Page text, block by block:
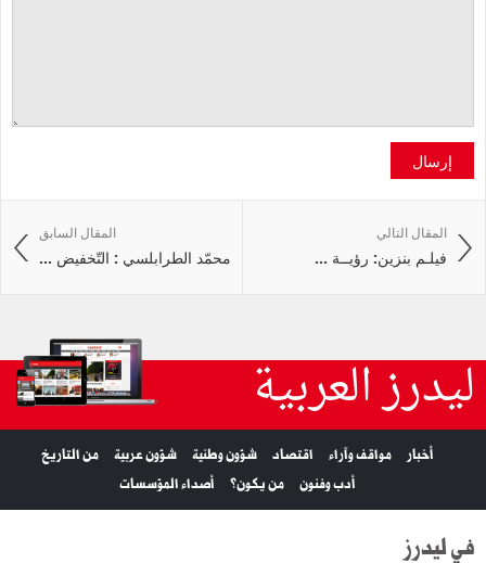
إرسال
المقال السابق
محمّد الطرابلسي : التّخفيض ...
المقال التالي
فيلـم بنزين: رؤيــة ...
ليدرز العربية
أخبار مواقف وآراء اقتصاد شؤون وطنية شؤون عربية
من التاريخ
أدب وفنون
من يكون؟ أصداء المؤسسات
في ليدرز